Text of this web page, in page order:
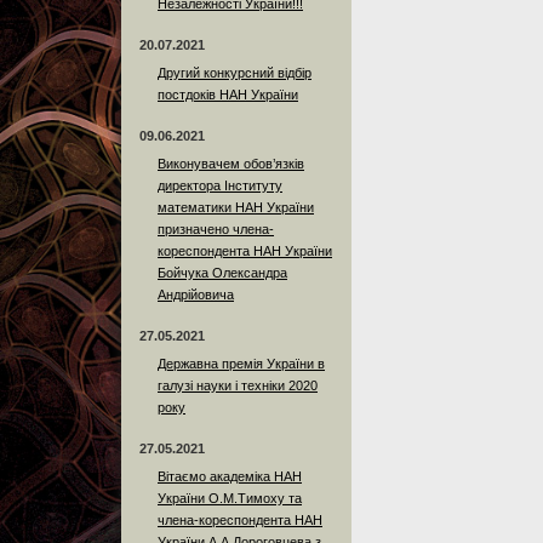
Незалежності України!!!
20.07.2021
Другий конкурсний відбір
постдоків НАН України
09.06.2021
Виконувачем обов’язків
директора Інституту
математики НАН України
призначено члена-
кореспондента НАН України
Бойчука Олександра
Андрійовича
27.05.2021
Державна премія України в
галузі науки і техніки 2020
року
27.05.2021
Вітаємо академіка НАН
України О.М.Тимоху та
члена-кореспондента НАН